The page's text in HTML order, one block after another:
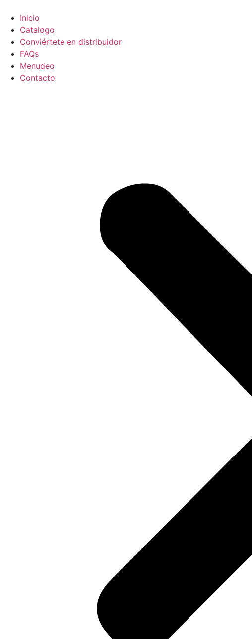
contenido
Inicio
Catalogo
Conviértete en distribuidor
FAQs
Menudeo
Contacto